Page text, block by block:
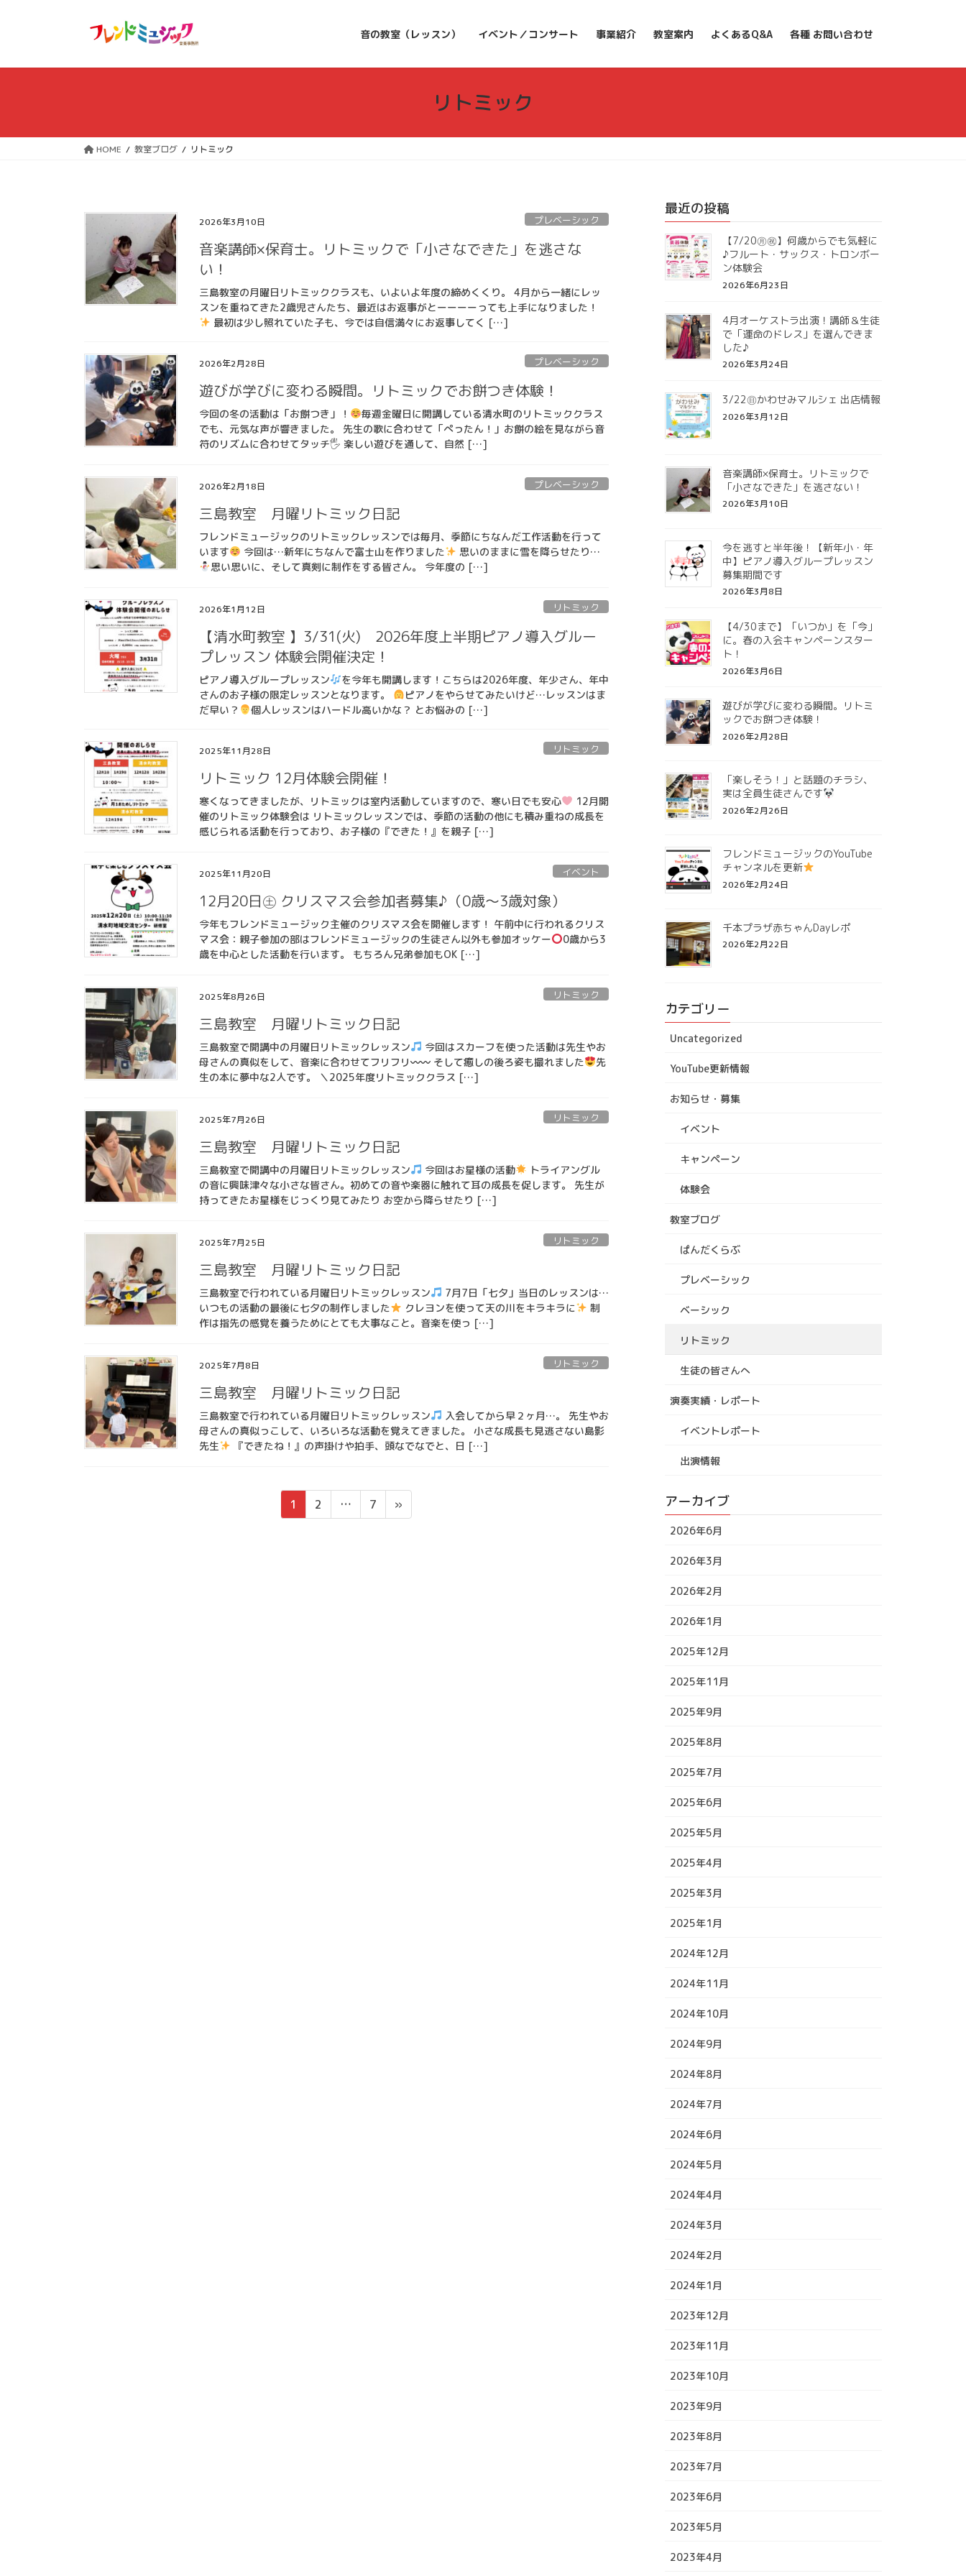
音の教室（レッスン） イベント／コンサート 事業紹介 教室案内 よくあるQ&A 各種 お問い合わせ
リトミック
HOME 教室ブログ リトミック
2026年3月10日 プレベーシック
音楽講師×保育士。リトミックで「小さなできた」を逃さな
い！
三島教室の月曜日リトミッククラスも、いよいよ年度の締めくくり。 4月から一緒にレッ
スンを重ねてきた2歳児さんたち、最近はお返事がとーーーーっても上手になりました！
最初は少し照れていた子も、今では自信満々にお返事してく […]
2026年2月28日 プレベーシック
遊びが学びに変わる瞬間。リトミックでお餅つき体験！
今回の冬の活動は「お餅つき」！
毎週金曜日に開講している清水町のリトミッククラス
でも、元気な声が響きました。 先生の歌に合わせて「ぺったん！」お餅の絵を見ながら音
符のリズムに合わせてタッチ🖐 楽しい遊びを通して、自然 […]
2026年2月18日 プレベーシック
三島教室 月曜リトミック日記
フレンドミュージックのリトミックレッスンでは毎月、季節にちなんだ工作活動を行って
います
今回は…新年にちなんで富士山を作りました
思いのままに雪を降らせたり…
思い思いに、そして真剣に制作をする皆さん。 今年度の […]
2026年1月12日 リトミック
【清水町教室 】3/31(火) 2026年度上半期ピアノ導入グルー
プレッスン 体験会開催決定！
ピアノ導入グループレッスン
を今年も開講します！こちらは2026年度、年少さん、年中
さんのお子様の限定レッスンとなります。
ピアノをやらせてみたいけど…レッスンはま
だ早い？
個人レッスンはハードル高いかな？ とお悩みの […]
2025年11月28日 リトミック
リトミック 12月体験会開催！
寒くなってきましたが、リトミックは室内活動していますので、寒い日でも安心
12月開
催のリトミック体験会は リトミックレッスンでは、季節の活動の他にも積み重ねの成長を
感じられる活動を行っており、お子様の『できた！』を親子 […]
2025年11月20日 イベント
12月20日㊏ クリスマス会参加者募集♪（0歳～3歳対象）
今年もフレンドミュージック主催のクリスマス会を開催します！ 午前中に行われるクリス
マス会：親子参加の部はフレンドミュージックの生徒さん以外も参加オッケー
0歳から3
歳を中心とした活動を行います。 もちろん兄弟参加もOK […]
2025年8月26日 リトミック
三島教室 月曜リトミック日記
三島教室で開講中の月曜日リトミックレッスン
今回はスカーフを使った活動は先生やお
母さんの真似をして、音楽に合わせてフリフリ〰〰 そして癒しの後ろ姿も撮れました
先
生の本に夢中な2人です。 ＼2025年度リトミッククラス […]
2025年7月26日 リトミック
三島教室 月曜リトミック日記
三島教室で開講中の月曜日リトミックレッスン 今回はお星様の活動
トライアングル
の音に興味津々な小さな皆さん。初めての音や楽器に触れて耳の成長を促します。 先生が
持ってきたお星様をじっくり見てみたり お空から降らせたり […]
2025年7月25日 リトミック
三島教室 月曜リトミック日記
三島教室で行われている月曜日リトミックレッスン
7月7日「七夕」当日のレッスンは…
いつもの活動の最後に七夕の制作しました
クレヨンを使って天の川をキラキラに
制
作は指先の感覚を養うためにとても大事なこと。音楽を使っ […]
2025年7月8日 リトミック
三島教室 月曜リトミック日記
三島教室で行われている月曜日リトミックレッスン
入会してから早２ヶ月…。 先生やお
母さんの真似っこして、いろいろな活動を覚えてきました。 小さな成長も見逃さない島影
先生
『できたね！』の声掛けや拍手、頭なでなでと、日 […]
固
定
1
固
定
2 …
固
定
7 »
最近の投稿
【7/20㊊㊗】何歳からでも気軽に
♪フルート・サックス・トロンボー
ン体験会
2026年6月23日
4月オーケストラ出演！講師＆生徒
で「運命のドレス」を選んできま
した♪
2026年3月24日
3/22㊐かわせみマルシェ 出店情報
2026年3月12日
音楽講師×保育士。リトミックで
「小さなできた」を逃さない！
2026年3月10日
今を逃すと半年後！【新年小・年
中】ピアノ導入グループレッスン
募集期間です
2026年3月8日
【4/30まで】「いつか」を「今」
に。春の入会キャンペーンスター
ト！
2026年3月6日
遊びが学びに変わる瞬間。リトミ
ックでお餅つき体験！
2026年2月28日
「楽しそう！」と話題のチラシ、
実は全員生徒さんです
2026年2月26日
フレンドミュージックのYouTube
チャンネルを更新
2026年2月24日
千本プラザ赤ちゃんDayレポ
2026年2月22日
カテゴリー
Uncategorized
YouTube更新情報
お知らせ・募集
イベント
キャンペーン
体験会
教室ブログ
ぱんだくらぶ
プレベーシック
ベーシック
リトミック
生徒の皆さんへ
演奏実績・レポート
イベントレポート
出演情報
アーカイブ
2026年6月
2026年3月
2026年2月
2026年1月
2025年12月
2025年11月
2025年9月
2025年8月
2025年7月
2025年6月
2025年5月
2025年4月
2025年3月
2025年1月
2024年12月
2024年11月
2024年10月
2024年9月
2024年8月
2024年7月
2024年6月
2024年5月
2024年4月
2024年3月
2024年2月
2024年1月
2023年12月
2023年11月
2023年10月
2023年9月
2023年8月
2023年7月
2023年6月
2023年5月
2023年4月